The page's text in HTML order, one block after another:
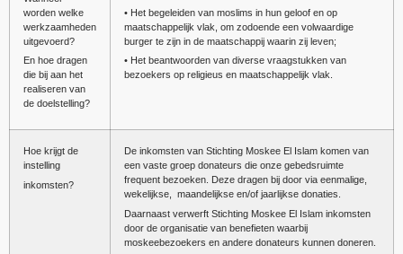
worden welke
werkzaamheden
uitgevoerd?
En hoe dragen
die bij aan het
realiseren van
de doelstelling?
• Het begeleiden van moslims in hun geloof en op
maatschappelijk vlak, om zodoende een volwaardige
burger te zijn in de maatschappij waarin zij leven;
• Het beantwoorden van diverse vraagstukken van
bezoekers op religieus en maatschappelijk vlak.
Hoe krijgt de
instelling
inkomsten?
De inkomsten van Stichting Moskee El Islam komen van
een vaste groep donateurs die onze gebedsruimte
frequent bezoeken. Deze dragen bij door via eenmalige,
wekelijkse, maandelijkse en/of jaarlijkse donaties.
Daarnaast verwerft Stichting Moskee El Islam inkomsten
door de organisatie van benefieten waarbij
moskeebezoekers en andere donateurs kunnen doneren.